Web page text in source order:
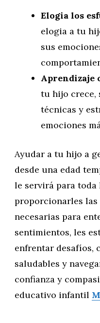
Elogia los
elogia a tu
sus
Aprendizaje
tu hijo crece,
técnicas y
emociones
Ayudar a tu hijo a
desde una edad
le servirá para toda
proporcionarles las
necesarias para
sentimientos, les
enfrentar desafíos,
saludables y
confianza y
educativo infantil